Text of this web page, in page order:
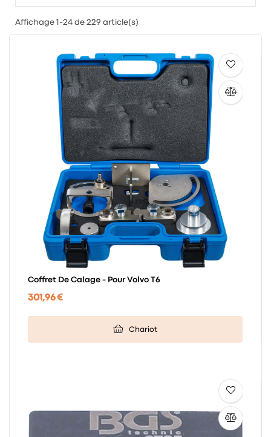
Affichage 1-24 de 229 article(s)
Coffret De Calage - Pour Volvo T6
301,96 €
Chariot